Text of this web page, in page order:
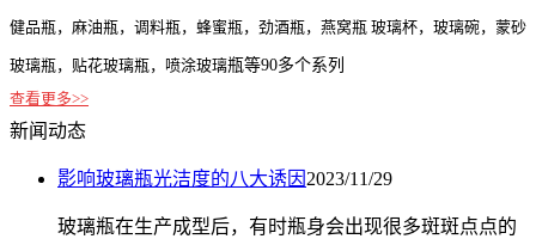
健品瓶，麻油瓶，调料瓶，蜂蜜瓶，劲酒瓶，燕窝瓶 玻璃杯，玻璃碗，蒙砂
玻璃瓶，贴花玻璃瓶，喷涂玻璃瓶等90多个系列
查看更多>>
新闻动态
影响玻璃瓶光洁度的八大诱因 2023/11/29
玻璃瓶在生产成型后，有时瓶身会出现很多斑斑点点的